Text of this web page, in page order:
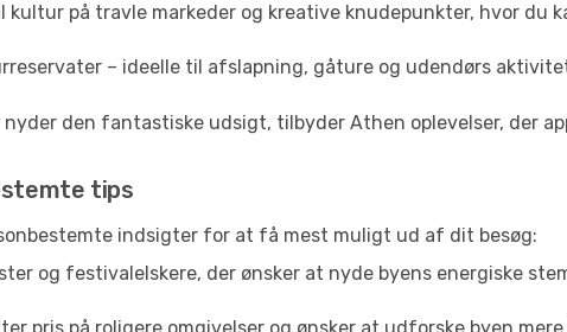
kultur på travle markeder og kreative knudepunkter, hvor du
– ideelle til afslapning, gåture og udendørs
den fantastiske udsigt, tilbyder Athen oplevelser, der
tips
indsigter for at få mest muligt ud af dit besøg:
og festivalelskere, der ønsker at nyde byens energiske